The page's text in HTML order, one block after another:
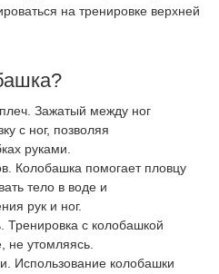
на тренировке верхней
Зажатый между ног
с ног, позволяя
руками.
Колобашка помогает пловцу
тело в воде и
рук и ног.
Тренировка с колобашкой
не утомляясь.
Использование колобашки